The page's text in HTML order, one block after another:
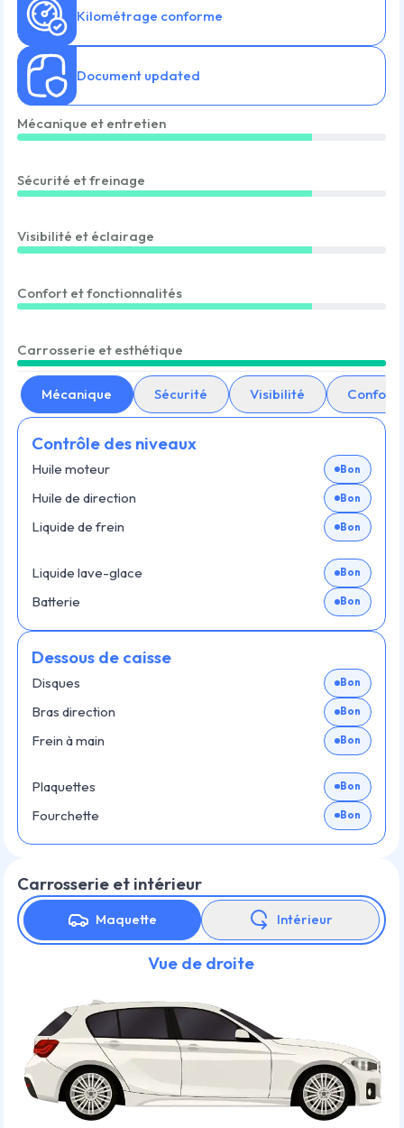
Kilométrage conforme
Document updated
Mécanique et entretien
Sécurité et freinage
Visibilité et éclairage
Confort et fonctionnalités
Carrosserie et esthétique
Mécanique Sécurité Visibilité Confort
Contrôle des niveaux
Huile moteur Bon
Huile de direction Bon
Liquide de frein Bon
Liquide lave-glace Bon
Batterie Bon
Dessous de caisse
Disques Bon
Bras direction Bon
Frein à main Bon
Plaquettes Bon
Fourchette Bon
Carrosserie et intérieur
Maquette Intérieur
Vue de droite